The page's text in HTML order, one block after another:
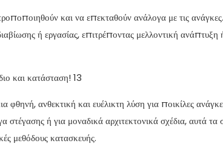
και να επεκταθούν ανάλογα με τις
ή εργασίας, επιτρέποντας μελλοντική ανάπτυξη
ανθεκτική και ευέλικτη λύση για ποικίλες
στέγασης ή για μοναδικά αρχιτεκτονικά σχέδια, αυτά τα
μεθόδους κατασκευής.